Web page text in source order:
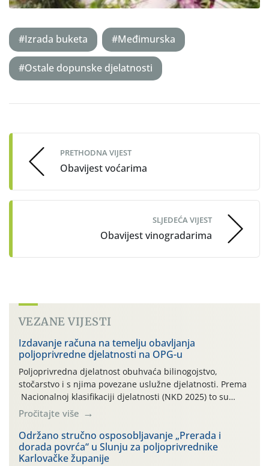
#Izrada buketa #Međimurska
#Ostale dopunske djelatnosti
navigation
PRETHODNA VIJEST
Obavijest voćarima
SLJEDEĆA VIJEST
Obavijest vinogradarima
VEZANE VIJESTI
Izdavanje računa na temelju obavljanja
poljoprivredne djelatnosti na OPG-u
Poljoprivredna djelatnost obuhvaća bilinogojstvo,
stočarstvo i s njima povezane uslužne djelatnosti. Prema
Nacionalnoj klasifikaciji djelatnosti (NKD 2025) to su
skupne 01.1, 01.2, 01.3, 01.4, 01.5 i 01.6. Djelatnost
prerade poljoprivrednih proizvoda je svako djelovanje na
poljoprivredni proizvod čiji je rezultat proizvod koji
također može biti poljoprivredni proizvod poput npr.
maslinovog ulja, bučinog ulja, vino od […]
Pročitajte više
Održano stručno osposobljavanje „Prerada i
dorada povrća“ u Slunju za poljoprivrednike
Karlovačke županije